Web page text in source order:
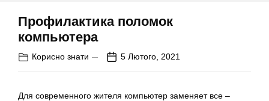
Профилактика поломок
компьютера
Корисно знати 5 Лютого, 2021
Для современного жителя компьютер заменяет все –